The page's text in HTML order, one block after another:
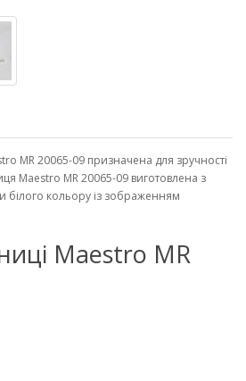
MR 20065-09 призначена для зручності
Maestro MR 20065-09 виготовлена ​​з
білого кольору із зображенням
Maestro MR